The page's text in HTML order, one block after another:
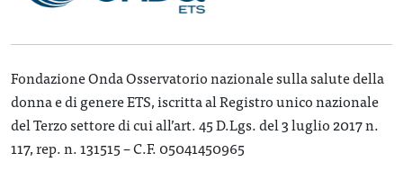
Fondazione Onda Osservatorio nazionale sulla salute della
donna e di genere ETS, iscritta al Registro unico nazionale
del Terzo settore di cui all’art. 45 D.Lgs. del 3 luglio 2017 n.
117, rep. n. 131515 – C.F. 05041450965